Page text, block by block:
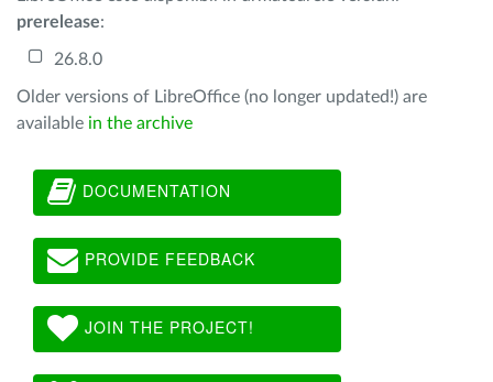
prerelease:
26.8.0
Older versions of LibreOffice (no longer updated!) are
available in the archive
DOCUMENTATION
PROVIDE FEEDBACK
JOIN THE PROJECT!